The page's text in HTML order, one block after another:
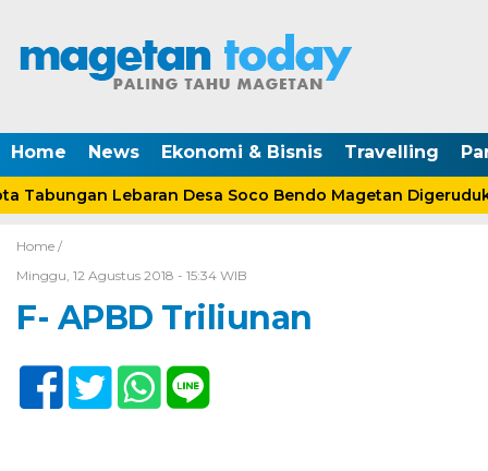
Home News Ekonomi & Bisnis Travelling
Tabungan Lebaran Desa Soco Bendo Magetan Digeruduk
Home /
Minggu, 12 Agustus 2018 - 15:34 WIB
F- APBD Triliunan